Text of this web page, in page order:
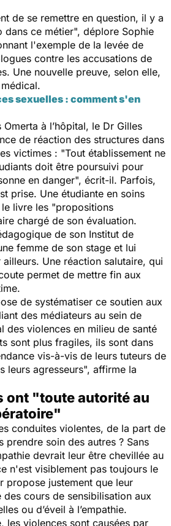
de se remettre en question, il y a
dans ce métier", déplore Sophie
l'exemple de la levée de
contre les accusations de
Une nouvelle preuve, selon elle,
sexuelles : comment s'en
Omerta à l’hôpital, le Dr Gilles
de réaction des structures dans
victimes : "Tout établissement ne
doit être poursuivi pour
en danger", écrit-il. Parfois,
prise. Une étudiante en soins
livre les "propositions
chargé de son évaluation.
de son Institut de
femme de son stage et lui
Une réaction salutaire, qui
permet de mettre fin aux
de systématiser ce soutien aux
des médiateurs au sein de
des violences en milieu de santé
sont plus fragiles, ils sont dans
vis-à-vis de leurs tuteurs de
leurs agresseurs", affirme la
ont "toute autorité au
conduites violentes, de la part de
prendre soin des autres ? Sans
devrait leur être chevillée au
n'est visiblement pas toujours le
propose justement que leur
cours de sensibilisation aux
ou d’éveil à l’empathie.
les violences sont causées par